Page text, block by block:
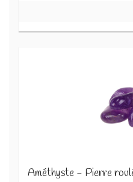
Améthyste - Pierre